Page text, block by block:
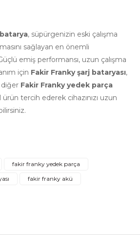
, süpürgenizin eski çalışma
sağlayan en önemli
emiş performansı, uzun çalışma
için Fakir Franky şarj bataryası,
Fakir Franky yedek parça
ürün tercih ederek cihazınızı uzun
noktaları öneri formunu
iletebilirsiniz.
için teşekkür ederiz.
Sorular (SSS)
batarya orijinal mi?
fakir franky yedek parça
fakir franky akü